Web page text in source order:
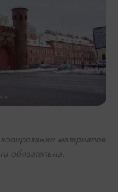
материалов
обязательна.